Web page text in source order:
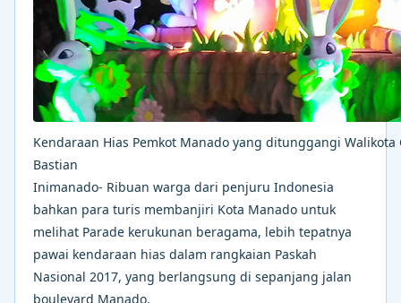
Kendaraan Hias Pemkot Manado yang ditunggangi
Bastian
Inimanado- Ribuan warga dari penjuru Indonesia
bahkan para turis membanjiri Kota Manado untuk
melihat Parade kerukunan beragama, lebih tepatnya
pawai kendaraan hias dalam rangkaian Paskah
Nasional 2017, yang berlangsung di sepanjang jalan
boulevard Manado.